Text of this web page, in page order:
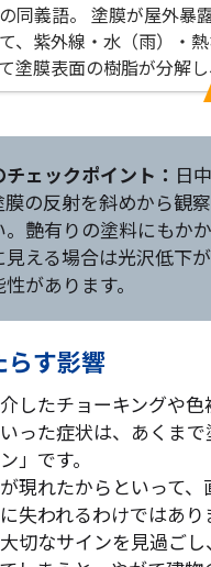
の同義語。 塗膜が屋外暴
、紫外線・水（雨）・
塗膜表面の樹脂が分解
ェックポイント： 日
膜の反射を斜めから観
。艶有りの塗料にもか
見える場合は光沢低下
があります。
らす影響
したチョーキングや
った症状は、あくま
」です。
現れたからといって
失われるわけではあり
切なサインを見過ご